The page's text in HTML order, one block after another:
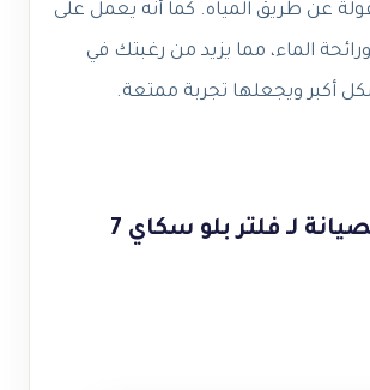
عن طريق المياه. كما أنه يعمل على
الماء، مما يزيد من رغبتك في
أكبر ويجعلها تجربة ممتعة.
التركيب والصيانة لـ فلتر بلو سكاي 7